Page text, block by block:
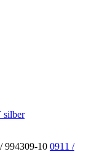
silber
0911 /